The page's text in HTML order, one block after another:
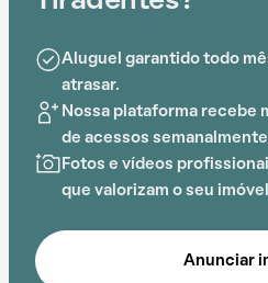
Aluguel garantido todo
atrasar.
Nossa plataforma recebe
de acessos
Fotos e vídeos
que valorizam o seu
Anunciar